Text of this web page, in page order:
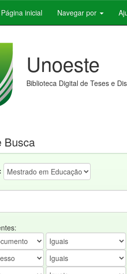
inicial Navegar por
Unoeste
Biblioteca Digital de Teses e
Busca